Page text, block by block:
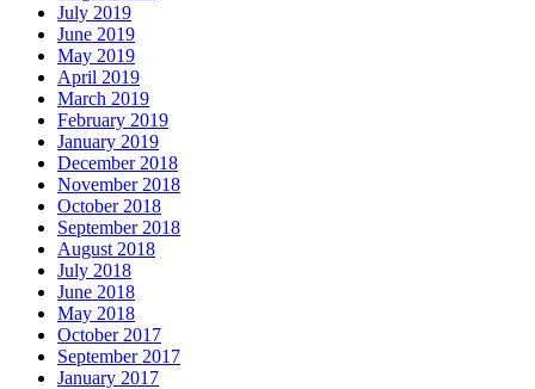
July 2019
June 2019
May 2019
April 2019
March 2019
February 2019
January 2019
December 2018
November 2018
October 2018
September 2018
August 2018
July 2018
June 2018
May 2018
October 2017
September 2017
January 2017